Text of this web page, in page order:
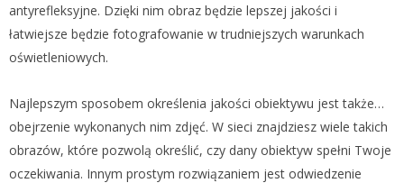
antyrefleksyjne. Dzięki nim obraz będzie lepszej jakości i
łatwiejsze będzie fotografowanie w trudniejszych warunkach
oświetleniowych.
Najlepszym sposobem określenia jakości obiektywu jest także…
obejrzenie wykonanych nim zdjęć. W sieci znajdziesz wiele takich
obrazów, które pozwolą określić, czy dany obiektyw spełni Twoje
oczekiwania. Innym prostym rozwiązaniem jest odwiedzenie